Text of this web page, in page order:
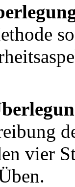
vier